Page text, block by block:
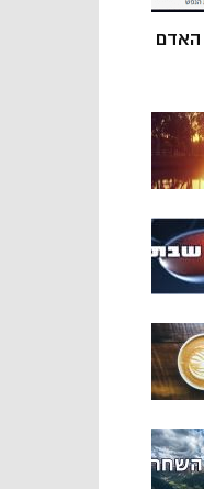
האדם